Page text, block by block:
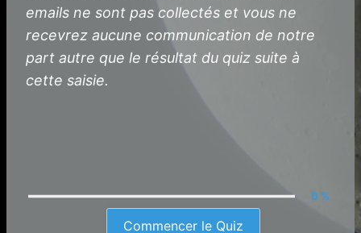
emails ne sont pas collectés et vous ne
recevrez aucune communication de notre
part autre que le résultat du quiz suite à
cette saisie.
0 %
Commencer le Quiz